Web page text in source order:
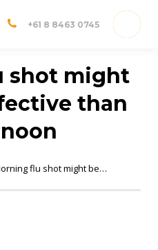
+61 8 8463 0745
shot might
than
flu shot might be…